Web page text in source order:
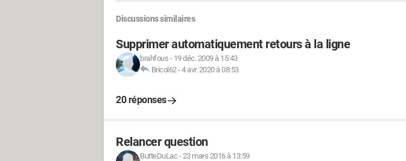
Discussions similaires
Supprimer automatiquement retours à la ligne
brahfous - 19 déc. 2009 à 15:43
Bricol62-4 avr. 2020 à 08:53
20 réponses
Relancer question
ButteDuLac -23 mars 2016 à 13:59